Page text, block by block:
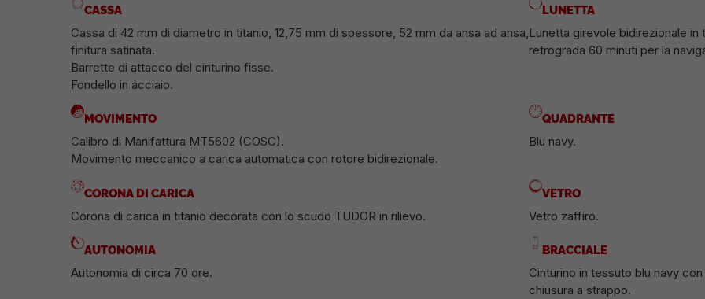
CASSA
Cassa di 42 mm di diametro in titanio, 12,75 mm di spessore, 52 mm da ansa ad ansa,
finitura satinata.
Barrette di attacco del cinturino fisse.
Fondello in acciaio.
LUNETTA
Lunetta girevole bidirezionale
retrograda 60 minuti per la
MOVIMENTO
Calibro di Manifattura MT5602 (COSC).
Movimento meccanico a carica automatica con rotore bidirezionale.
QUADRANTE
Blu navy.
CORONA DI CARICA
Corona di carica in titanio decorata con lo scudo TUDOR in rilievo.
VETRO
Vetro zaffiro.
AUTONOMIA
Autonomia di circa 70 ore.
BRACCIALE
Cinturino in tessuto blu navy
chiusura a strappo.